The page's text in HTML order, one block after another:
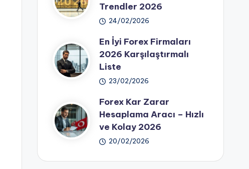
Trendler 2026
24/02/2026
En İyi Forex Firmaları
2026 Karşılaştırmalı
Liste
23/02/2026
Forex Kar Zarar
Hesaplama Aracı – Hızlı
ve Kolay 2026
20/02/2026